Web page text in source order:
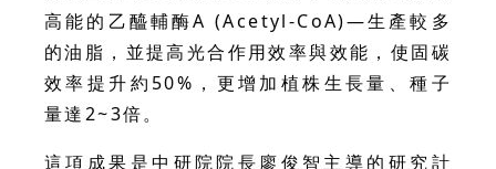
高能的乙醯輔酶A (Acetyl-CoA)—生產較多
的油脂，並提高光合作用效率與效能，使固碳
效率提升約50%，更增加植株生長量、種子
量達2~3倍。
這項成果是中研院院長廖俊智主導的研究計